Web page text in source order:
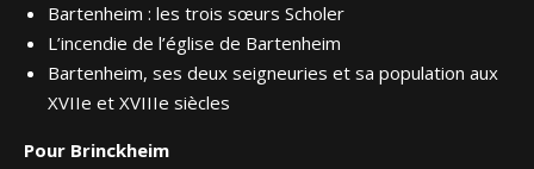
Bartenheim : les trois sœurs Scholer
L’incendie de l’église de Bartenheim
Bartenheim, ses deux seigneuries et sa population aux
XVIIe et XVIIIe siècles
Pour Brinckheim